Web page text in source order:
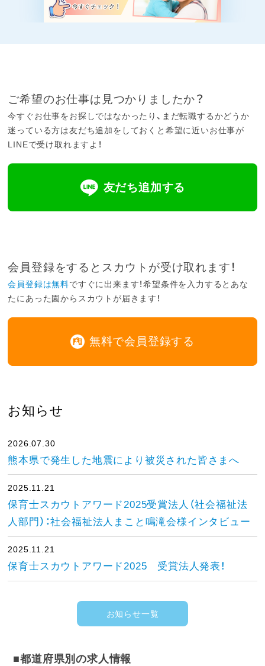
ご希望のお仕事は見つかりましたか？
今すぐお仕事をお探しではなかったり、まだ転職するかどうか
迷っている方は友だち追加をしておくと希望に近いお仕事が
LINEで受け取れますよ！
友だち追加する
会員登録をするとスカウトが受け取れます！
会員登録は無料ですぐに出来ます！希望条件を入力するとあな
たにあった園からスカウトが届きます！
無料で会員登録する
お知らせ
2026.07.30
熊本県で発生した地震により被災された皆さまへ
2025.11.21
保育士スカウトアワード2025受賞法人（社会福祉法
人部門）：社会福祉法人まこと鳴滝会様インタビュー
2025.11.21
保育士スカウトアワード2025 受賞法人発表！
お知らせ一覧
■都道府県別の求人情報